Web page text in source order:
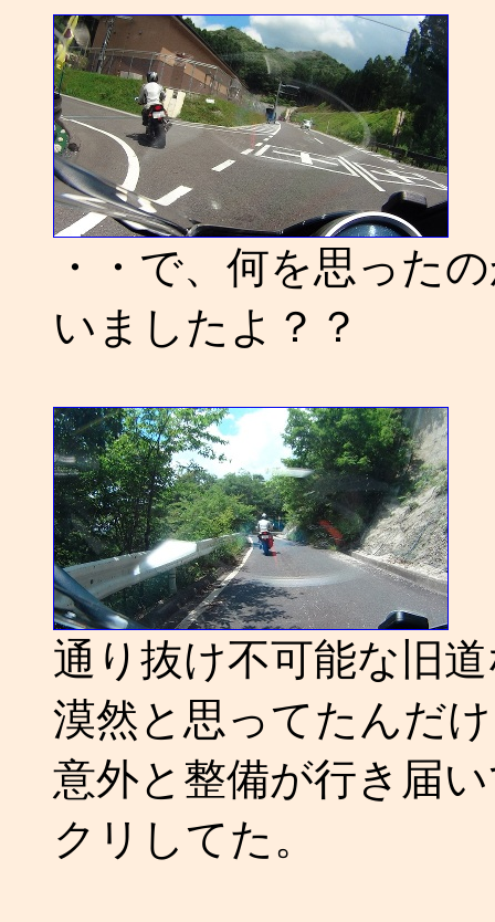
・・で、何を思った
いましたよ？？
通り抜け不可能な旧
漠然と思ってたんだ
意外と整備が行き届
クリしてた。